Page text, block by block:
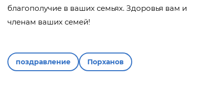
благополучие в ваших семьях. Здоровья вам и
членам ваших семей!
поздравление Порханов